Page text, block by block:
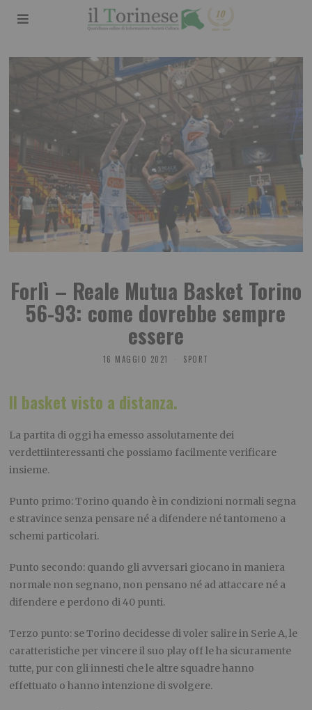
Forlì – Reale Mutua Basket Torino
56-93: come dovrebbe sempre
essere
16 MAGGIO 2021 SPORT
Il basket visto a distanza.
La partita di oggi ha emesso assolutamente dei
verdettiinteressanti che possiamo facilmente verificare
insieme.
Punto primo: Torino quando è in condizioni normali segna
e stravince senza pensare né a difendere né tantomeno a
schemi particolari.
Punto secondo: quando gli avversari giocano in maniera
normale non segnano, non pensano né ad attaccare né a
difendere e perdono di 40 punti.
Terzo punto: se Torino decidesse di voler salire in Serie A, le
caratteristiche per vincere il suo play off le ha sicuramente
tutte, pur con gli innesti che le altre squadre hanno
effettuato o hanno intenzione di svolgere.